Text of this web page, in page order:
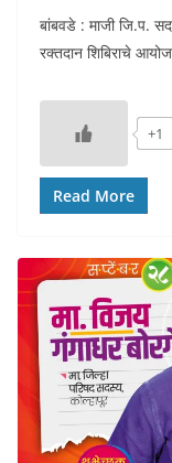
बांबवडे : माजी जि.प.
रक्तदान शिबिराचे
+1
Read More